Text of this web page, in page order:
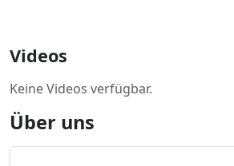
Videos
Keine Videos verfügbar.
Über uns